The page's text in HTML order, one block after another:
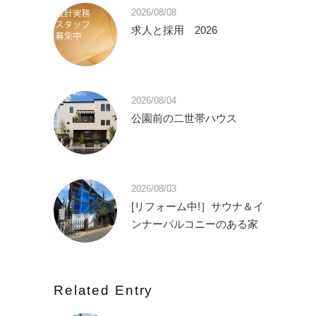
2026/08/08
求人と採用 2026
2026/08/04
公園前の二世帯ハウス
2026/08/03
[リフォーム中!］サウナ＆イ
ンナーバルコニーのある家
Related Entry